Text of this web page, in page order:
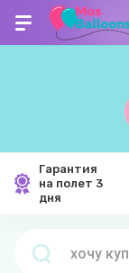
Гарантия
на полет 3
дня